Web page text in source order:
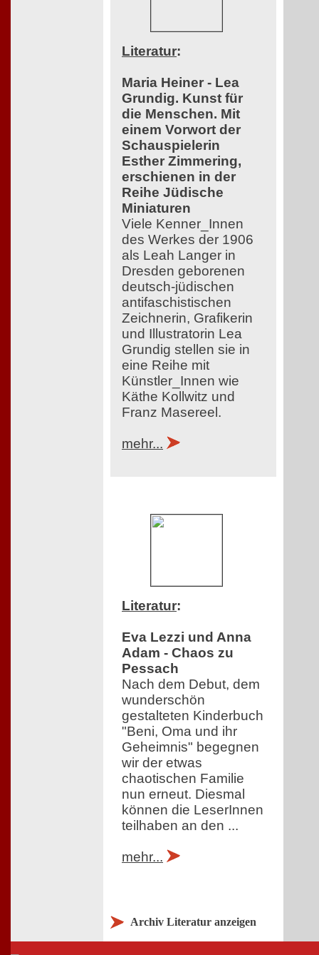
Literatur:
Maria Heiner - Lea
Grundig. Kunst für
die Menschen. Mit
einem Vorwort der
Schauspielerin
Esther Zimmering,
erschienen in der
Reihe Jüdische
Miniaturen
Viele Kenner_Innen
des Werkes der 1906
als Leah Langer in
Dresden geborenen
deutsch-jüdischen
antifaschistischen
Zeichnerin, Grafikerin
und Illustratorin Lea
Grundig stellen sie in
eine Reihe mit
Künstler_Innen wie
Käthe Kollwitz und
Franz Masereel.
mehr...
Literatur:
Eva Lezzi und Anna
Adam - Chaos zu
Pessach
Nach dem Debut, dem
wunderschön
gestalteten Kinderbuch
"Beni, Oma und ihr
Geheimnis" begegnen
wir der etwas
chaotischen Familie
nun erneut. Diesmal
können die LeserInnen
teilhaben an den ...
mehr...
Archiv Literatur anzeigen